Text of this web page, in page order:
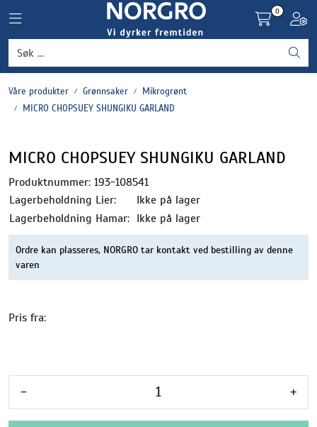
Toggle navigation
0
Våre produkter Grønnsaker
Mikrogrønt
MICRO CHOPSUEY SHUNGIKU GARLAND
MICRO CHOPSUEY SHUNGIKU GARLAND
Produktnummer: 193-108541
Lagerbeholdning Lier:
Ikke på lager
Lagerbeholdning Hamar: Ikke på lager
Ordre kan plasseres, NORGRO tar kontakt ved bestilling av denne
varen
Pris fra:
- +
Grønnsaker
Settepotet og setteløk
Plantevern og nyttedyr
Blomster, potter og brett
Driftsmidler